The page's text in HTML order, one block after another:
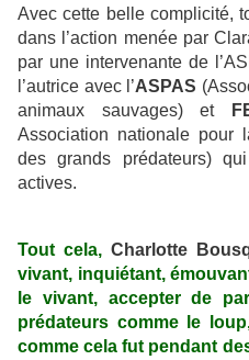
Avec cette belle complicité,
dans l’action menée par
par une intervenante de
l’autrice avec l’ASPAS
animaux sauvages) et
Association nationale pour
des grands prédateurs)
actives.
Tout cela, Charlotte
vivant, inquiétant,
le vivant, accepter de
prédateurs comme le
comme cela fut pendant